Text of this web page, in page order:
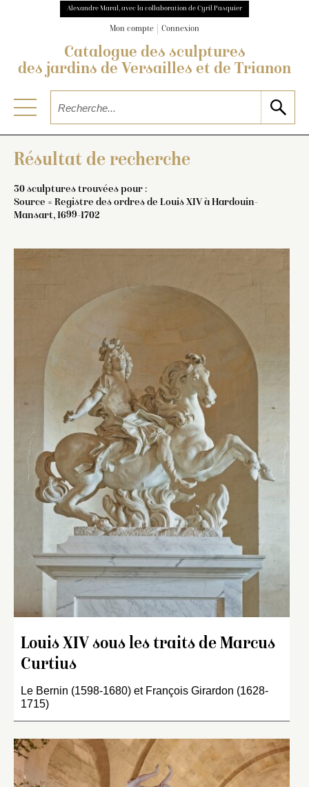
Alexandre Maral, avec la collaboration de Cyril Pasquier
Mon compte Connexion
Catalogue des sculptures
des jardins de Versailles et de Trianon
Résultat de recherche
30 sculptures trouvées pour :
Source = Registre des ordres de Louis XIV à Hardouin-
Mansart, 1699-1702
Louis XIV sous les traits de Marcus
Curtius
Le Bernin (1598-1680) et François Girardon (1628-
1715)